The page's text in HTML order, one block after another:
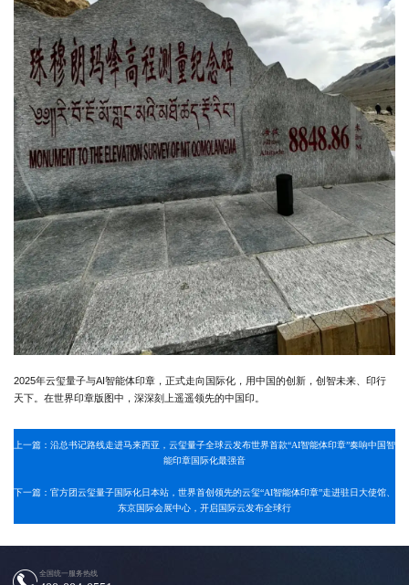
2025年云玺量子与AI智能体印章，正式走向国际化，用中国的创新，创智未来、印行
天下。在世界印章版图中，深深刻上遥遥领先的中国印。
上一篇：沿总书记路线走进马来西亚，云玺量子全球云发布世界首款“AI智能体印章”奏响中国智
能印章国际化最强音
下一篇：官方团云玺量子国际化日本站，世界首创领先的云玺“AI智能体印章”走进驻日大使馆、
东京国际会展中心，开启国际云发布全球行
全国统一服务热线